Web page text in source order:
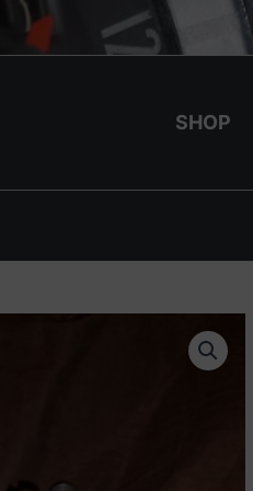
SHOP